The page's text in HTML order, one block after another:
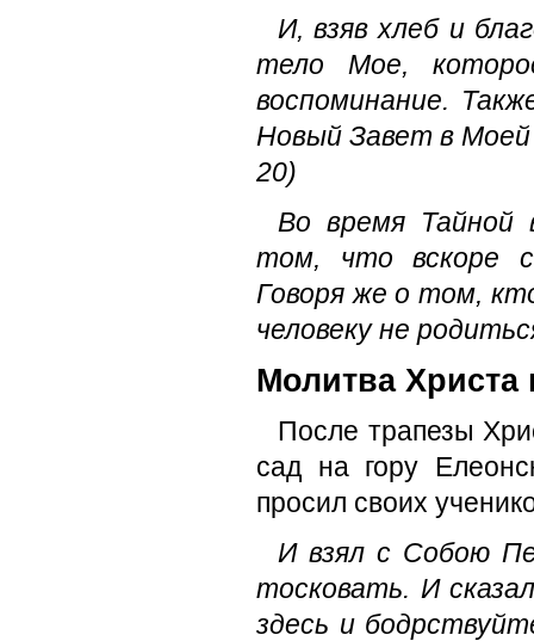
И, взяв хлеб и
тело Мое,
воспоминание.
Новый Завет в Моей
20)
Во время Тайной
том, что вскоре
Говоря же о том,
человеку не
Молитва Христа
После трапезы
сад на гору
просил своих
И взял с Собою
тос­ковать. И
здесь и